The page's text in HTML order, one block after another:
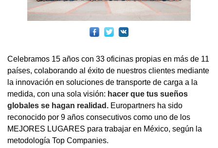
Celebramos 15 años con 33 oficinas propias en más de 11
países, colaborando al éxito de nuestros clientes mediante
la innovación en soluciones de transporte de carga a la
medida, con una sola visión: hacer que tus sueños
globales se hagan realidad. Europartners ha sido
reconocido por 9 años consecutivos como uno de los
MEJORES LUGARES para trabajar en México, según la
metodología Top Companies.